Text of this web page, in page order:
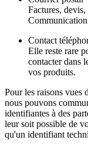
Factures,
Contact
Elle reste rare
contacter dans
vos produits.
Pour les raisons vues
nous pouvons
identifiantes à des
leur soit possible de
qu'un identifiant